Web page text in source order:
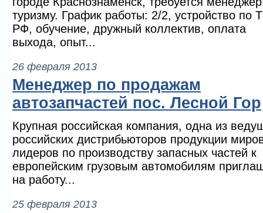
туризму. График работы: 2/2, устройство по
РФ, обучение, дружный коллектив, оплата
выхода, опыт...
26 февраля 2013
Менеджер по продажам
автозапчастей пос. Лесной Гор
Крупная российская компания, одна из
российских дистрибьюторов продукции
лидеров по производству запасных частей к
европейским грузовым автомобилям
на работу...
25 февраля 2013